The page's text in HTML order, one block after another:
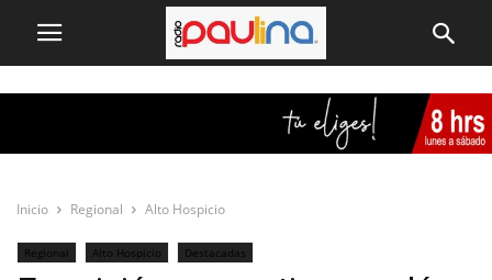
Inicio Regional Alto Hospicio
Regional Alto Hospicio Destacadas